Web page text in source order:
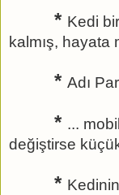
* Kedi
kalmış, hayata
* Adı
* ...
değiştirse
* Kedinin